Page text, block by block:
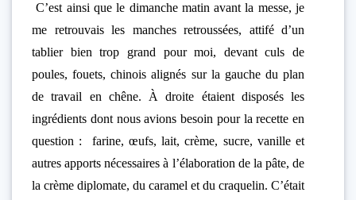
C’est ainsi que le dimanche matin avant la messe, je
me retrouvais les manches retroussées, attifé d’un
tablier bien trop grand pour moi, devant culs de
poules, fouets, chinois alignés sur la gauche du plan
de travail en chêne. À droite étaient disposés les
ingrédients dont nous avions besoin pour la recette en
question : farine, œufs, lait, crème, sucre, vanille et
autres apports nécessaires à l’élaboration de la pâte, de
la crème diplomate, du caramel et du craquelin. C’était